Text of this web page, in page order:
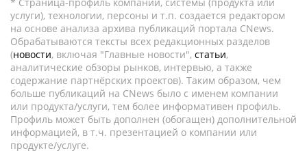
услуги), технологии, персоны и т.п. создается редактором
на основе анализа архива публикаций портала CNews.
Обрабатываются тексты всех редакционных разделов
(новости, включая "Главные новости", статьи,
аналитические обзоры рынков, интервью, а также
содержание партнёрских проектов). Таким образом, чем
больше публикаций на CNews было с именем компании
или продукта/услуги, тем более информативен профиль.
Профиль может быть дополнен (обогащен) дополнительной
информацией, в т.ч. презентацией о компании или
продукте/услуге.